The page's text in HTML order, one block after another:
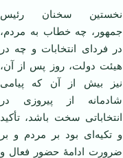
نخستین سخنان رئیس
جمهور، چه خطاب به مردم،
در فردای انتخابات و چه در
هیئت دولت، روز پس از آن،
نیز بیش از آن که پیامی
شادمانه از پیروزی در
انتخاباتی سخت باشد، تأکید
و تکیه‌ای بود بر مردم و بر
ضرورت ادامۀ حضور فعال و